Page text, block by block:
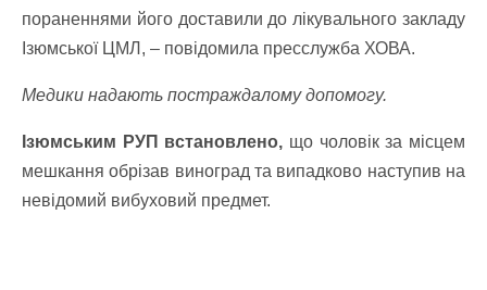
пораненнями його доставили до лікувального закладу
Ізюмської ЦМЛ, – повідомила пресслужба ХОВА.
Медики надають постраждалому допомогу.
Ізюмським РУП встановлено, що чоловік за місцем
мешкання обрізав виноград та випадково наступив на
невідомий вибуховий предмет.